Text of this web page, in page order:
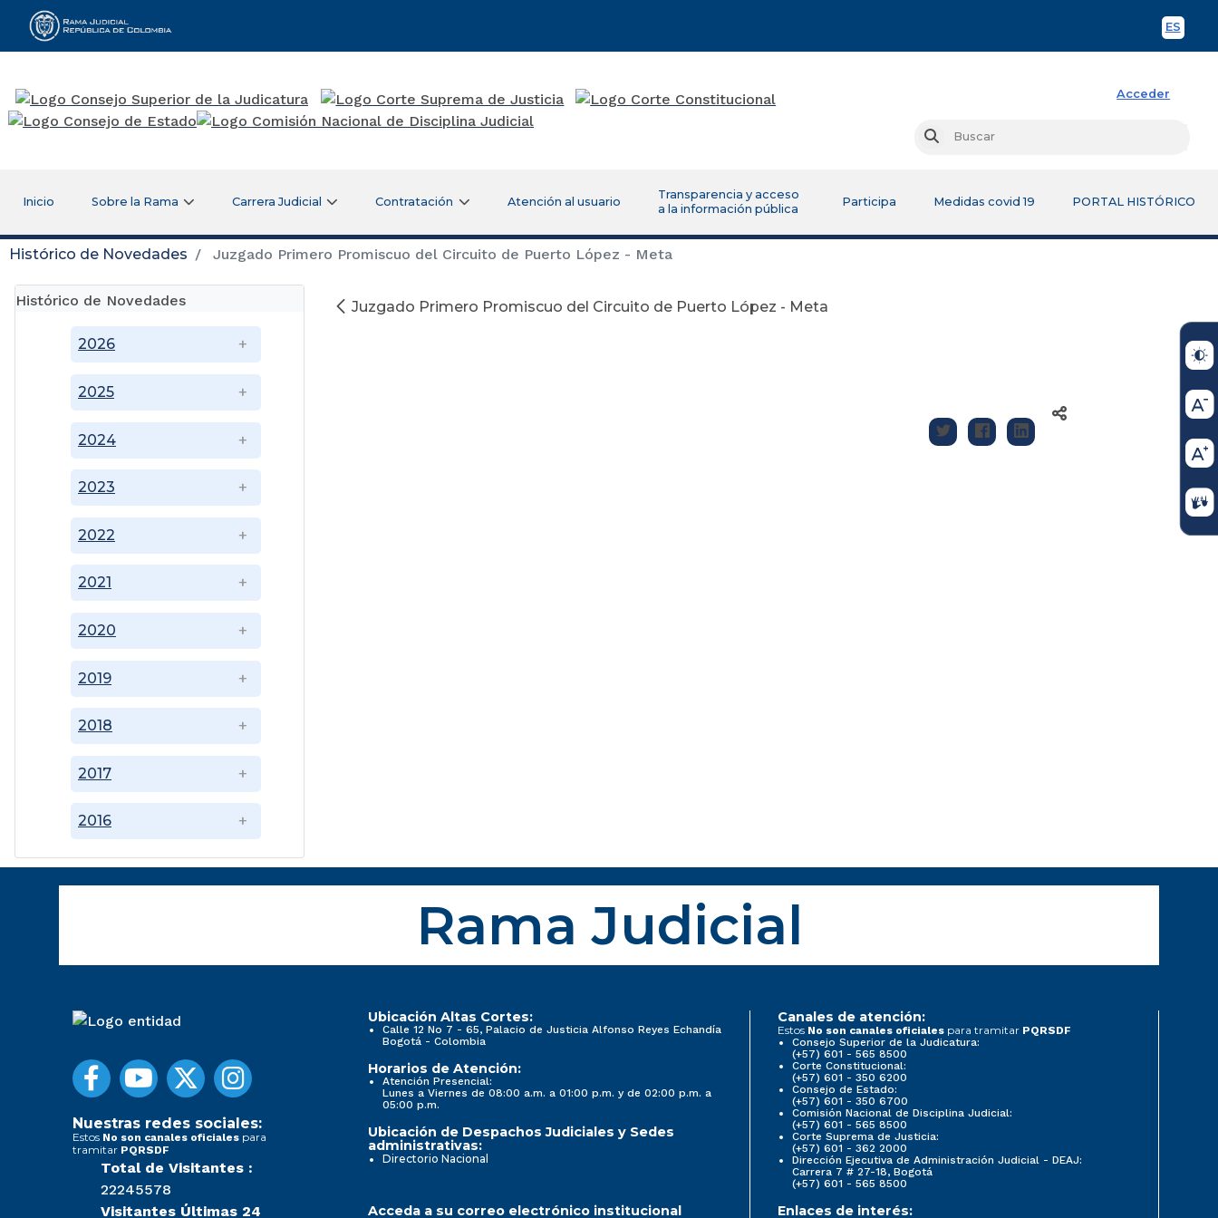
ES
Rama Judicial
Acceder
Buscar
Inicio Sobre la Rama Carrera Judicial Contratación Atención al usuario
Transparencia y acceso
a la información pública
Participa Medidas covid 19 PORTAL HISTÓRICO
Histórico de Novedades Juzgado Primero Promiscuo del Circuito de Puerto López - Meta
Histórico de Novedades
2016
2017
2018
2019
2020
2021
2022
2023
2024
2025
2026
Juzgado Primero Promiscuo del Circuito de Puerto López - Meta
Rama Judicial
Nuestras redes sociales:
Estos No son canales oficiales para
tramitar PQRSDF
Total de Visitantes :
22245578
Visitantes Últimas 24
Ubicación Altas Cortes:
Calle 12 No 7 - 65, Palacio de Justicia Alfonso Reyes Echandía
Bogotá - Colombia
Horarios de Atención:
Atención Presencial:
Lunes a Viernes de 08:00 a.m. a 01:00 p.m. y de 02:00 p.m. a
05:00 p.m.
Ubicación de Despachos Judiciales y Sedes
administrativas:
Directorio Nacional
Canales de atención:
Estos No son canales oficiales para tramitar PQRSDF
Consejo Superior de la Judicatura:
(+57) 601 - 565 8500
Corte Constitucional:
(+57) 601 - 350 6200
Consejo de Estado:
(+57) 601 - 350 6700
Comisión Nacional de Disciplina Judicial:
(+57) 601 - 565 8500
Corte Suprema de Justicia:
(+57) 601 - 362 2000
Dirección Ejecutiva de Administración Judicial - DEAJ:
Carrera 7 # 27-18, Bogotá
(+57) 601 - 565 8500
Acceda a su correo electrónico institucional Enlaces de interés: